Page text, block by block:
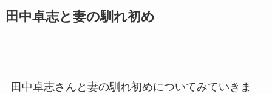
田中卓志と妻の馴れ初め
田中卓志さんと妻の馴れ初めについてみていきま